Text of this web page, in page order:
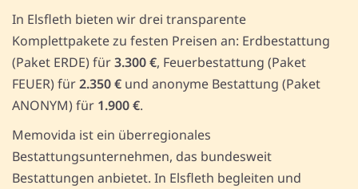
In Elsfleth bieten wir drei transparente
Komplettpakete zu festen Preisen an: Erdbestattung
(Paket ERDE) für3.300 €, Feuerbestattung (Paket
FEUER) für2.350 € und anonyme Bestattung (Paket
ANONYM) für 1.900 €.
Memovida ist ein überregionales
Bestattungsunternehmen, das bundesweit
Bestattungen anbietet. In Elsfleth begleiten und